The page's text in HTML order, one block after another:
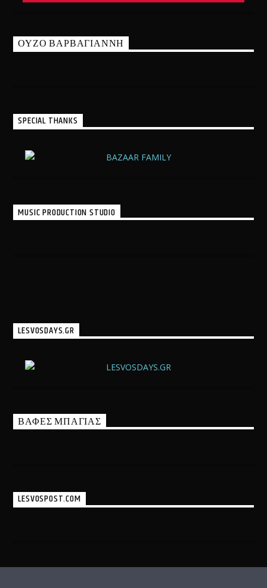
ΟΥΖΟ ΒΑΡΒΑΓΙΑΝΝΗ
SPECIAL THANKS
MUSIC PRODUCTION STUDIO
LESVOSDAYS.GR
ΒΑΦΕΣ ΜΠΑΓΙΑΣ
LESVOSPOST.COM